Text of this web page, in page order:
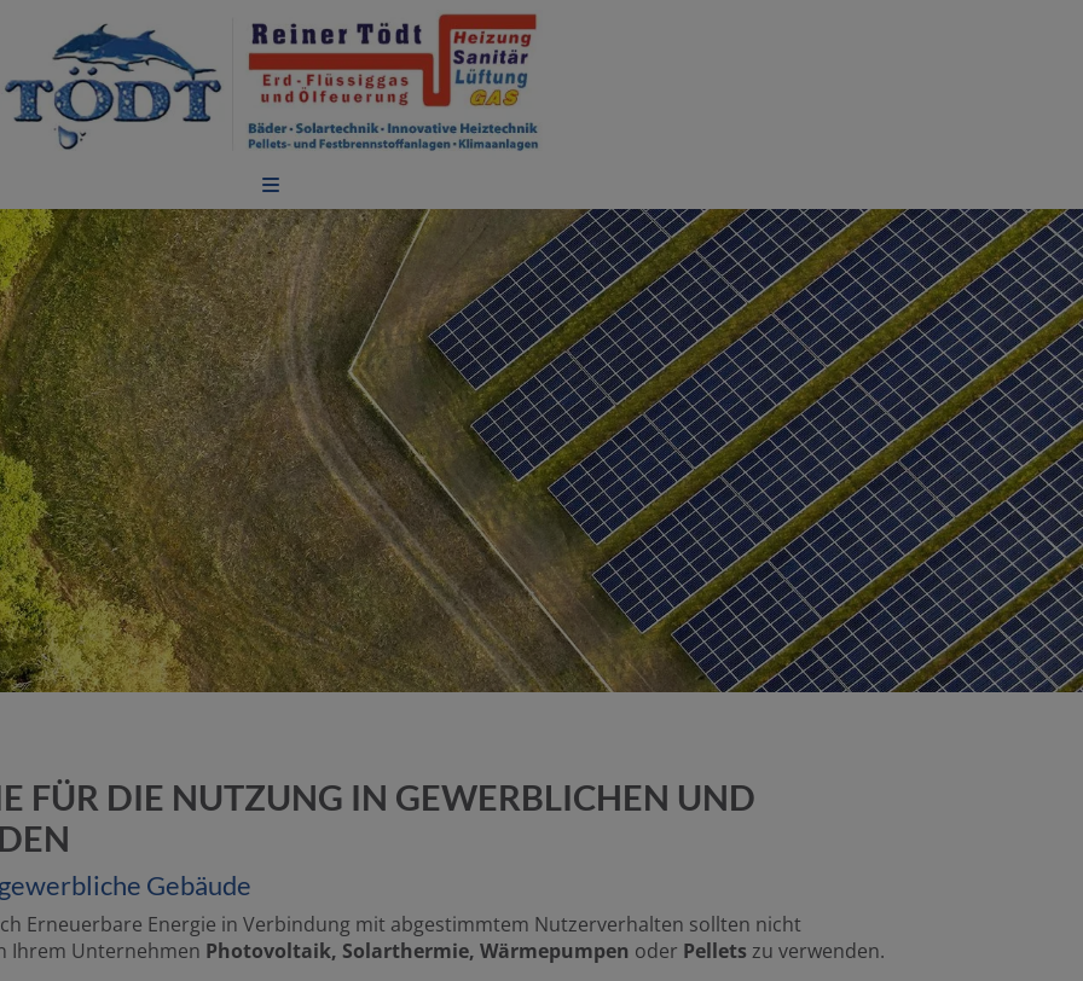
FÜR DIE NUTZUNG IN GEWERBLICHEN UND
Gebäude
Erneuerbare Energie in Verbindung mit abgestimmtem Nutzerverhalten sollten nicht
Ihrem Unternehmen Photovoltaik, Solarthermie, Wärmepumpen oder Pelletszu verwenden.